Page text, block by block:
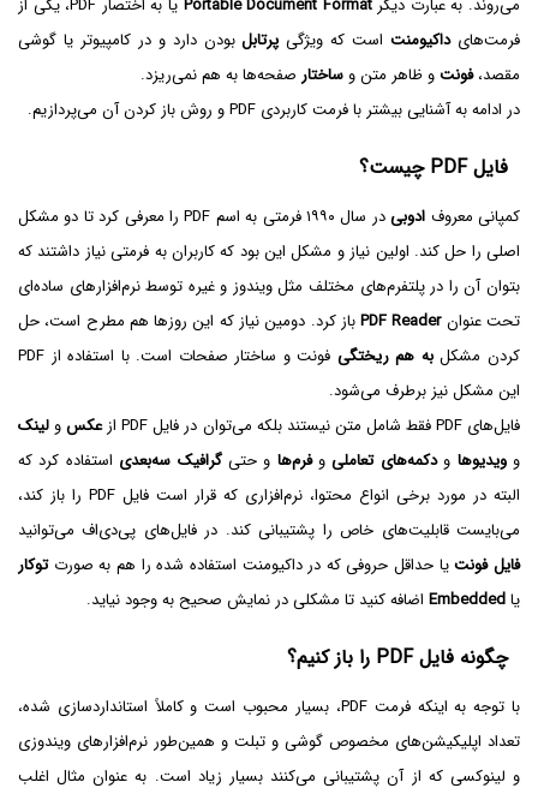
فرمت‌هایداکیومنتاست که ویژگی پرتابلبودن دارد و در کامپیوتر یا گوشی
مقصد،فونتو ظاهر متن و ساختار صفحه‌ها به هم نمی‌ریزد.
در ادامه به آشنایی بیشتر با فرمت کاربردی PDF و روش باز کردن آن می‌پردازیم.
فایل PDF چیست؟
کمپانی معروف ادوبی
در سال ۱۹۹۰ فرمتی به اسم PDF را معرفی کرد تا دو مشکل
اصلی را حل کند. اولین نیاز و مشکل این بود که کاربران به فرمتی نیاز داشتند که
بتوان آن را در پلتفرم‌های مختلف مثل ویندوز و غیره توسط نرم‌افزارهای ساده‌ای
تحت عنوانPDF Reader‌باز کرد. دومین نیاز که این روزها هم مطرح است، حل
کردن مشکلبه هم ریختگی
فونت و ساختار صفحات است. با استفاده از PDF
این مشکل نیز برطرف می‌شود.
فایل‌های PDF فقط شامل متن نیستند بلکه می‌توان در فایل PDF از
عکسو لینک
وویدیوها ودکمه‌های تعاملیوفرم‌ها و حتیگرافیک سه‌بعدی استفاده کرد که
البته در مورد برخی انواع محتوا، نرم‌افزاری که قرار است فایل PDF را باز کند،
می‌بایست قابلیت‌های خاص را پشتیبانی کند. در فایل‌های پی‌دی‌اف می‌توانید
فایل فونتیا حداقل حروفی که در داکیومنت استفاده شده را هم به صورتتوکار
یاEmbedded اضافه کنید تا مشکلی در نمایش صحیح به وجود نیاید.
چگونه فایل PDF را باز کنیم؟
با توجه به اینکه فرمت PDF، بسیار محبوب است و کاملاً استانداردسازی شده،
تعداد اپلیکیشن‌های مخصوص گوشی و تبلت و همین‌طور نرم‌افزارهای ویندوزی
و لینوکسی که از آن پشتیبانی می‌کنند بسیار زیاد است. به عنوان مثال اغلب